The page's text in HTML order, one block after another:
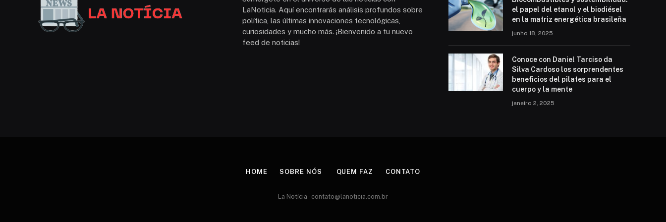
LaNoticia. Aquí encontrarás análisis profundos sobre
política, las últimas innovaciones tecnológicas,
curiosidades y mucho más. ¡Bienvenido a tu nuevo
feed de noticias!
el papel del etanol y el biodiésel
en la matriz energética brasileña
junho 18, 2025
Conoce con Daniel Tarciso da
Silva Cardoso los sorprendentes
beneficios del pilates para el
cuerpo y la mente
janeiro 2, 2025
HOME SOBRE NÓS QUEM FAZ CONTATO
La Notícia - contato@lanoticia.com.br